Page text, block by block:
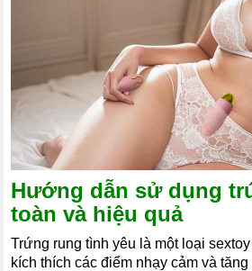
Hướng dẫn sử dụng
toàn và hiệu quả
Trứng rung tình yêu là một loại
kích thích các điểm nhạy cảm và